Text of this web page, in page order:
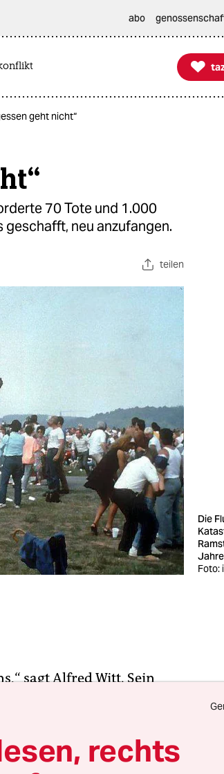
abo

taz
geht nicht“
70 Tote und 1.000
neu anzufangen.
teilen
Die
Foto:
sagt Alfred Witt. Sein
August 1988, als ein
Tricolori auf der US-
30. Jahrestag der
schlimmen Erinnerungen
rechts